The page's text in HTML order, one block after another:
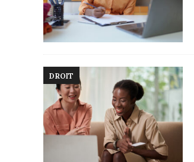
DROIT